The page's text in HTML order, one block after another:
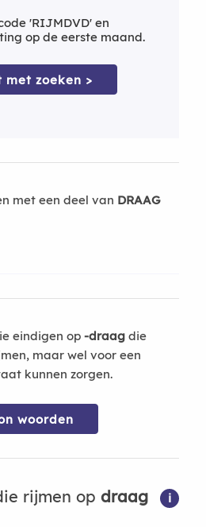
'RIJMDVD' en
op de eerste maand.
zoeken >
met een deel van DRAAG
eindigen op -draagdie
maar wel voor een
kunnen zorgen.
woorden
rijmen op draag i